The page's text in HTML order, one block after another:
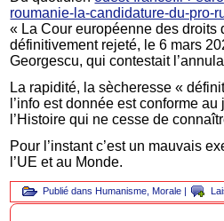
roumanie-la-candidature-du-pro-
« La Cour européenne des droits
définitivement rejeté, le 6 mars
Georgescu, qui contestait
La rapidité, la sècheresse «
l’info est donnée est conforme
l’Histoire qui ne cesse de
Pour l’instant c’est un mauvais
l’UE et au Monde.
Publié dans Humanisme Morale |